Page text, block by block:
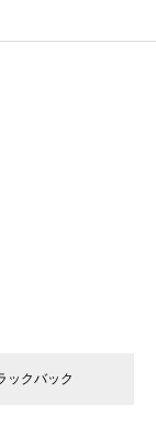
ックバック